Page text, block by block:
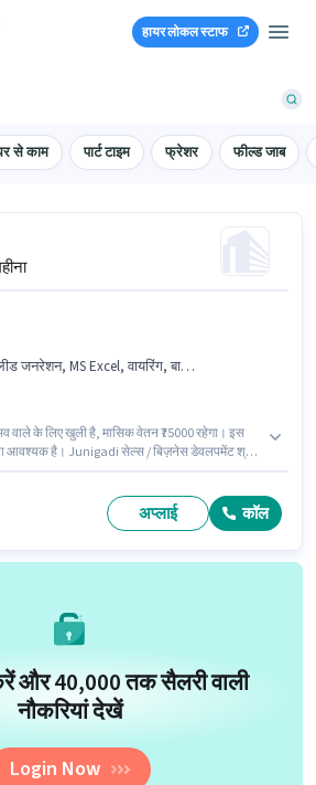
हायर लोकल स्टाफ
से काम पार्ट टाइम फ्रेशर फील्ड जाब
MS Excel, वायरिंग, बाइक, कोल्ड कॉलिंग
वाले के लिए खुली है, मासिक वेतन ₹75000 रहेगा। इस
आवश्यक है। Junigadi सेल्स / बिज़नेस डेवलपमेंट श्रेणी
स्थित है। इस पद के लिए Fixed सैलरी उपलब्ध है।
अप्लाई कॉल
और ₹40,000 तक सैलरी वाली
नौकरियां देखें
Login Now